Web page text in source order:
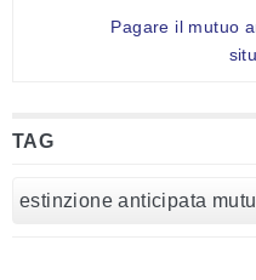
Pagare il mutuo
TAG
estinzione anticipata